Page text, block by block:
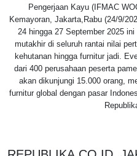
Pengerjaan Kayu (IFMAC
Kemayoran, Jakarta,Rabu (24/9/
24 hingga 27 September 2025
mutakhir di seluruh rantai nilai
kehutanan hingga furnitur jadi.
dari 400 perusahaan peserta
akan dikunjungi 15.000 orang,
furnitur global dengan pasar